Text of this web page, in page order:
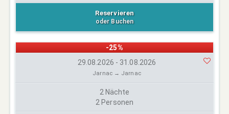
Reservieren
oder Buchen
-25%
29.08.2026 - 31.08.2026
Jarnac → Jarnac
2 Nächte
2 Personen